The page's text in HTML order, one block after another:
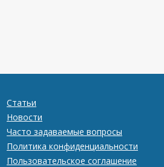
Статьи
Новости
Часто задаваемые вопросы
Политика конфиденциальности
Пользовательское соглашение